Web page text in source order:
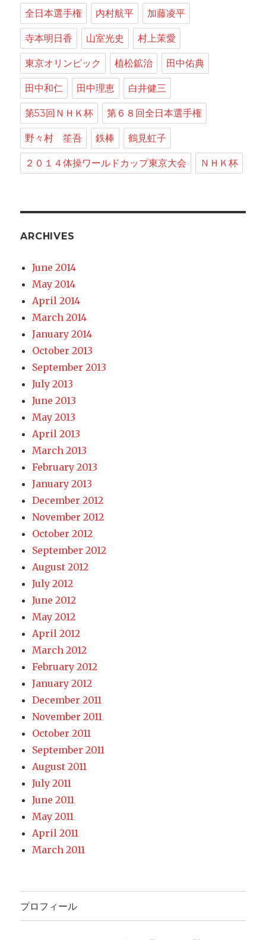
全日本選手権 内村航平 加藤凌平
寺本明日香 山室光史 村上茉愛
東京オリンピック 植松鉱治 田中佑典
田中和仁 田中理恵 白井健三
第53回ＮＨＫ杯 第６８回全日本選手権
野々村 笙吾 鉄棒 鶴見虹子
２０１４体操ワールドカップ東京大会 ＮＨＫ杯
ARCHIVES
June 2014
May 2014
April 2014
March 2014
January 2014
October 2013
September 2013
July 2013
June 2013
May 2013
April 2013
March 2013
February 2013
January 2013
December 2012
November 2012
October 2012
September 2012
August 2012
July 2012
June 2012
May 2012
April 2012
March 2012
February 2012
January 2012
December 2011
November 2011
October 2011
September 2011
August 2011
July 2011
June 2011
May 2011
April 2011
March 2011
プロフィール